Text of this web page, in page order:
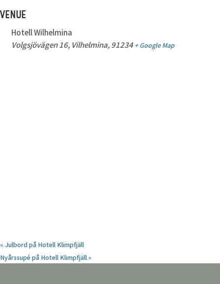
VENUE
Hotell Wilhelmina
Volgsjövägen 16, Vilhelmina, 91234 + Google Map
« Julbord på Hotell Klimpfjäll
Nyårssupé på Hotell Klimpfjäll»